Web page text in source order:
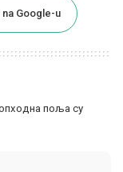
Google-u
поља су